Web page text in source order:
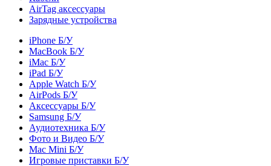
AirTag аксессуары
Зарядные устройства
iPhone Б/У
MacBook Б/У
iMac Б/У
iPad Б/У
Apple Watch Б/У
AirPods Б/У
Аксессуары Б/У
Samsung Б/У
Аудиотехника Б/У
Фото и Видео Б/У
Mac Mini Б/У
Игровые приставки Б/У